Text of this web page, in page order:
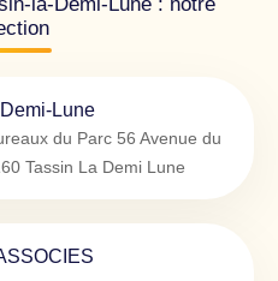
Lune
du Parc 56 Avenue du
Tassin La Demi Lune